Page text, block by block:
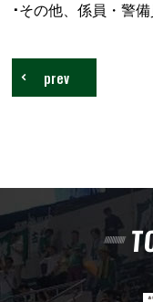
･その他、係員・警
prev